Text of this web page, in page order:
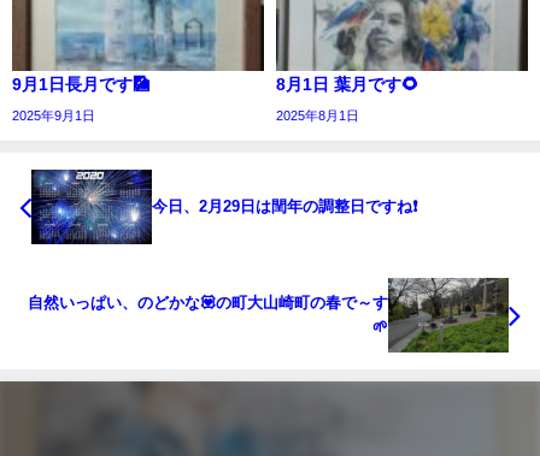
9月1日長月です🎑
2025年9月1日
8月1日 葉月です🌻
2025年8月1日
今日、2月29日は閏年の調整日ですね❗
自然いっぱい、のどかな💟の町大山崎町の春で～す
🌱